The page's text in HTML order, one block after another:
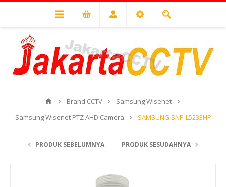
Brand CCTV
Samsung Wisenet
Samsung Wisenet PTZ AHD Camera
SAMSUNG SNP-L5233HP
PRODUK SEBELUMNYA PRODUK SESUDAHNYA